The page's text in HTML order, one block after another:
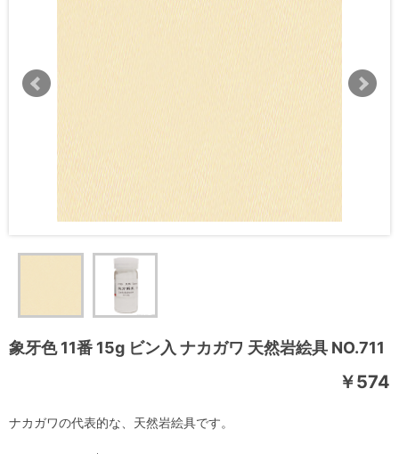
象牙色 11番 15g ビン入 ナカガワ 天然岩絵具 NO.711
￥574
ナカガワの代表的な、天然岩絵具です。